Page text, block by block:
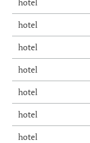
hotel
hotel
hotel
hotel
hotel
hotel